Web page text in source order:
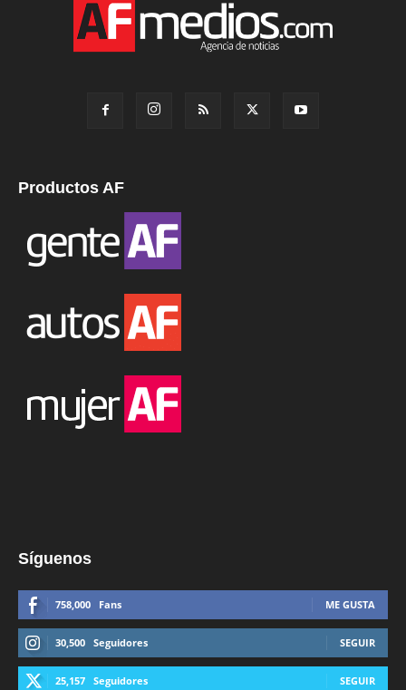
Productos AF
Síguenos
758,000 Fans ME GUSTA
30,500 Seguidores SEGUIR
25,157 Seguidores SEGUIR